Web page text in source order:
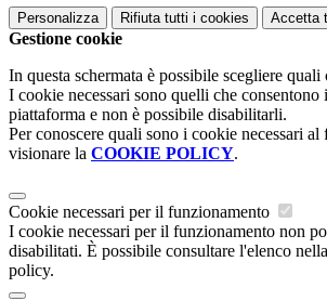
Personalizza Rifiuta tutti i cookies Accetta
Gestione cookie
In questa schermata è possibile scegliere
I cookie necessari sono quelli che
piattaforma e non è possibile disabilitarli.
Per conoscere quali sono i cookie necessari
visionare la COOKIE POLICY.
Cookie necessari per il funzionamento
I cookie necessari per il funzionamento non
disabilitati. È possibile consultare l'elenco
policy.